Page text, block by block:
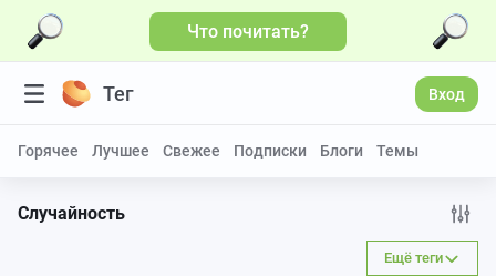
Что почитать?
Тег Вход
Горячее Лучшее Свежее Подписки Блоги Темы
Случайность
Ещё теги